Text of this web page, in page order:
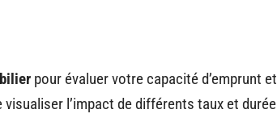
pour évaluer votre capacité d’emprunt
l’impact de différents taux et